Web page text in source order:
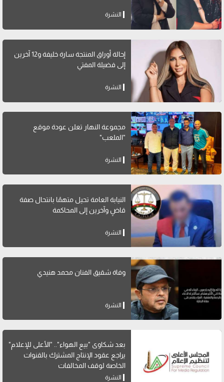
النشرة
إحالة أوراق المنتجة سارة خليفة و12 آخرين
إلى فضيلة المفتي
النشرة
مجموعة النهار تعلن عودة موقع
"الملعب"
النشرة
النيابة العامة تحيل متهمًا بانتحال صفة
قاضٍ وآخرين إلى المحاكمة
النشرة
وفاة شقيق الفنان محمد هنيدي
النشرة
بعد شكاوى "بيع الهواء".. "الأعلى للإعلام"
يراجع عقود الإنتاج المشترك بالقنوات
الخاصة لوقف المخالفات
النشرة